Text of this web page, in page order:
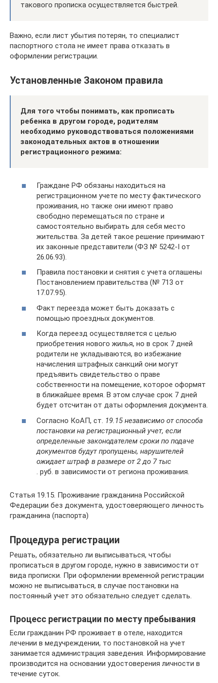
такового прописка осуществляется быстрей.
Важно, если лист убытия потерян, то специалист
паспортного стола не имеет права отказать в
оформлении регистрации.
Установленные Законом правила
Для того чтобы понимать, как прописать
ребенка в другом городе, родителям
необходимо руководствоваться положениями
законодательных актов в отношении
регистрационного режима:
Граждане РФ обязаны находиться на
регистрационном учете по месту фактического
проживания, но также они имеют право
свободно перемещаться по стране и
самостоятельно выбирать для себя место
жительства. За детей такое решение принимают
их законные представители (ФЗ № 5242-I от
26.06.93).
Правила постановки и снятия с учета оглашены
Постановлением правительства (№ 713 от
17.07.95).
Факт переезда может быть доказать с
помощью проездных документов.
Когда переезд осуществляется с целью
приобретения нового жилья, но в срок 7 дней
родители не укладываются, во избежание
начисления штрафных санкций они могут
предъявить свидетельство о праве
собственности на помещение, которое оформят
в ближайшее время. В этом случае срок 7 дней
будет отсчитан от даты оформления документа.
Согласно КоАП, ст. 19.15 независимо от способа
постановки на регистрационный учет, если
определенные законодателем сроки по подаче
документов будут пропущены, нарушителей
ожидает штраф в размере от 2 до 7 тыс
. руб. в зависимости от региона проживания.
Статья 19.15. Проживание гражданина Российской
Федерации без документа, удостоверяющего личность
гражданина (паспорта)
Процедура регистрации
Решать, обязательно ли выписываться, чтобы
прописаться в другом городе, нужно в зависимости от
вида прописки. При оформлении временной регистрации
можно не выписываться, в случае постановки на
постоянный учет это обязательно следует сделать.
Процесс регистрации по месту пребывания
Если гражданин РФ проживает в отеле, находится
лечении в медучреждении, то постановкой на учет
занимается администрация заведения. Информирование
производится на основании удостоверения личности в
течение суток.